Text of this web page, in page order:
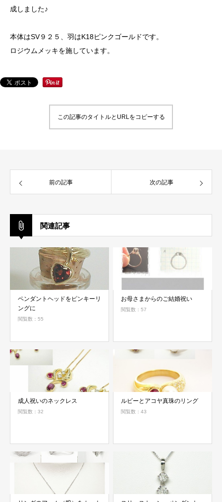
成しました♪
本体はSV９２５、羽はK18ピンクゴールドです。
ロジウムメッキを施しています。
この記事のタイトルとURLをコピーする
前の記事 次の記事
関連記事
ペンダントヘッドをピンキーリ
ングに
閲覧数：55
お母さまからのご結婚祝い
閲覧数：57
成人祝いのネックレス
閲覧数：32
ルビーとアコヤ真珠のリング
閲覧数：43